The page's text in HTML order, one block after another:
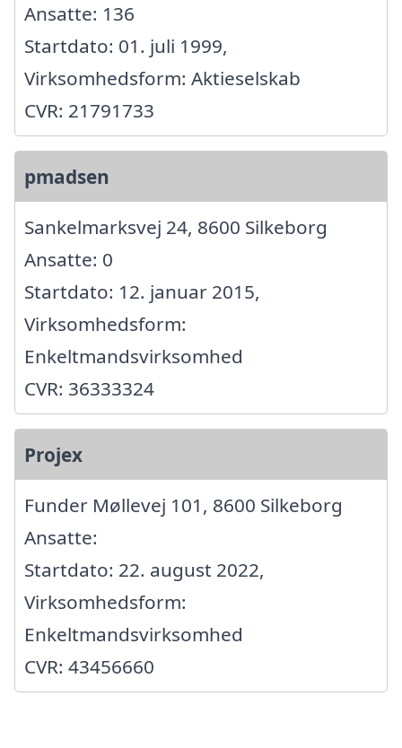
Ansatte: 136
Startdato: 01. juli 1999,
Virksomhedsform: Aktieselskab
CVR: 21791733
pmadsen
Sankelmarksvej 24, 8600 Silkeborg
Ansatte: 0
Startdato: 12. januar 2015,
Virksomhedsform:
Enkeltmandsvirksomhed
CVR: 36333324
Projex
Funder Møllevej 101, 8600 Silkeborg
Ansatte:
Startdato: 22. august 2022,
Virksomhedsform:
Enkeltmandsvirksomhed
CVR: 43456660